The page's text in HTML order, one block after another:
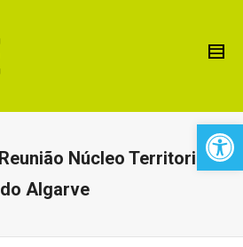
Núcleo Territorial
do Algarve